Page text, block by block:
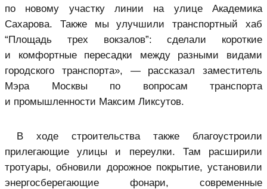
по новому участку линии на улице Академика
Сахарова. Также мы улучшили транспортный хаб
“Площадь трех вокзалов”: сделали короткие
и комфортные пересадки между разными видами
городского транспорта», — рассказал заместитель
Мэра Москвы по вопросам транспорта
и промышленности Максим Ликсутов.
В ходе строительства также благоустроили
прилегающие улицы и переулки. Там расширили
тротуары, обновили дорожное покрытие, установили
энергосберегающие фонари, современные